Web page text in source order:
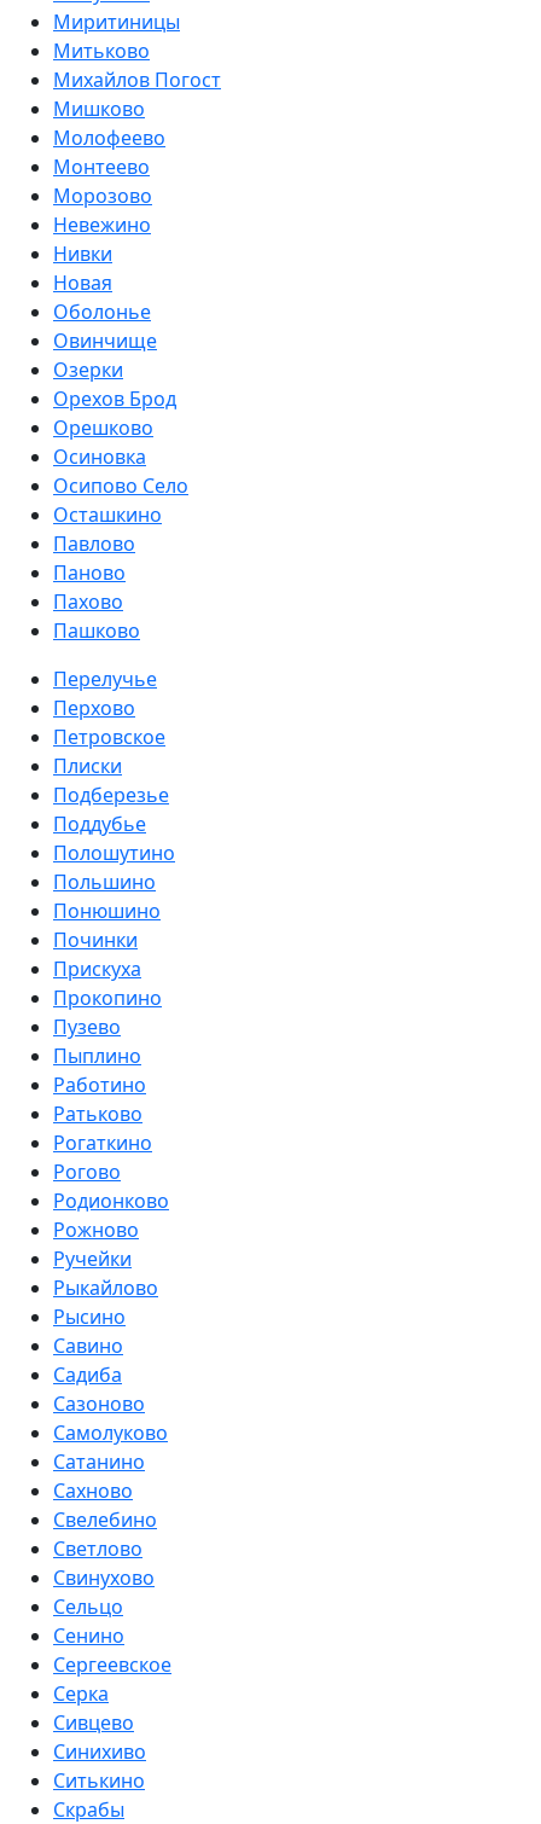
Миритиницы
Митьково
Михайлов Погост
Мишково
Молофеево
Монтеево
Морозово
Невежино
Нивки
Новая
Оболонье
Овинчище
Озерки
Орехов Брод
Орешково
Осиновка
Осипово Село
Осташкино
Павлово
Паново
Пахово
Пашково
Перелучье
Перхово
Петровское
Плиски
Подберезье
Поддубье
Полошутино
Польшино
Понюшино
Починки
Прискуха
Прокопино
Пузево
Пыплино
Работино
Ратьково
Рогаткино
Рогово
Родионково
Рожново
Ручейки
Рыкайлово
Рысино
Савино
Садиба
Сазоново
Самолуково
Сатанино
Сахново
Свелебино
Светлово
Свинухово
Сельцо
Сенино
Сергеевское
Серка
Сивцево
Синихиво
Ситькино
Скрабы